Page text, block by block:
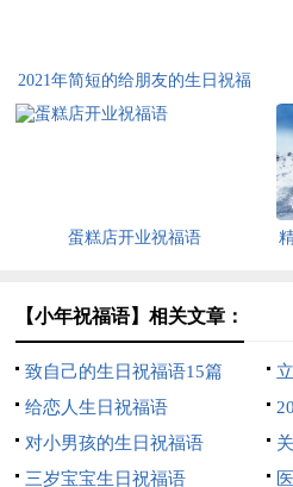
2021年简短的给朋友的生日祝福
语39条
蛋糕店开业祝福语
【小年祝福语】相关文章：
致自己的生日祝福语15篇
给恋人生日祝福语
对小男孩的生日祝福语
三岁宝宝生日祝福语